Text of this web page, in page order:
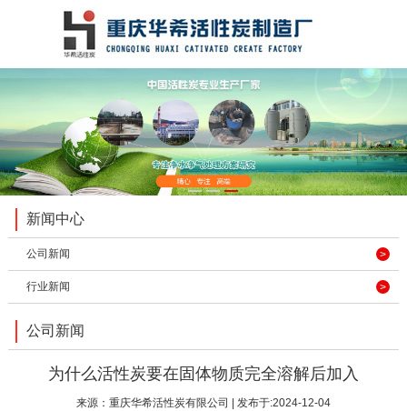
1 2 3
新闻中心
公司新闻
行业新闻
公司新闻
为什么活性炭要在固体物质完全溶解后加入
来源： 重庆华希活性炭有限公司 | 发布于:2024-12-04